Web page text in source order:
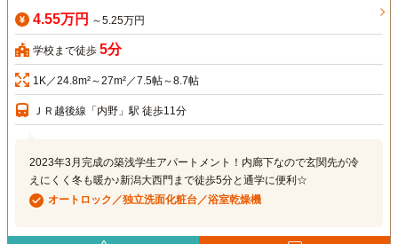
4.55万円 ～5.25万円
学校まで徒歩 5分
1K／24.8m²～27m²／7.5帖～8.7帖
ＪＲ越後線「内野」駅 徒歩11分
2023年3月完成の築浅学生アパートメント！内廊下なので玄関先が冷
えにくく冬も暖か♪新潟大西門まで徒歩5分と通学に便利☆
オートロック／独立洗面化粧台／浴室乾燥機